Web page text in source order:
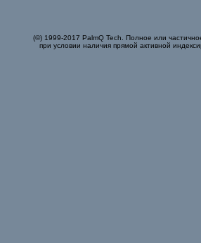
(©) 1999-2017 PalmQ Tech. Полное или
при условии наличия прямой активной